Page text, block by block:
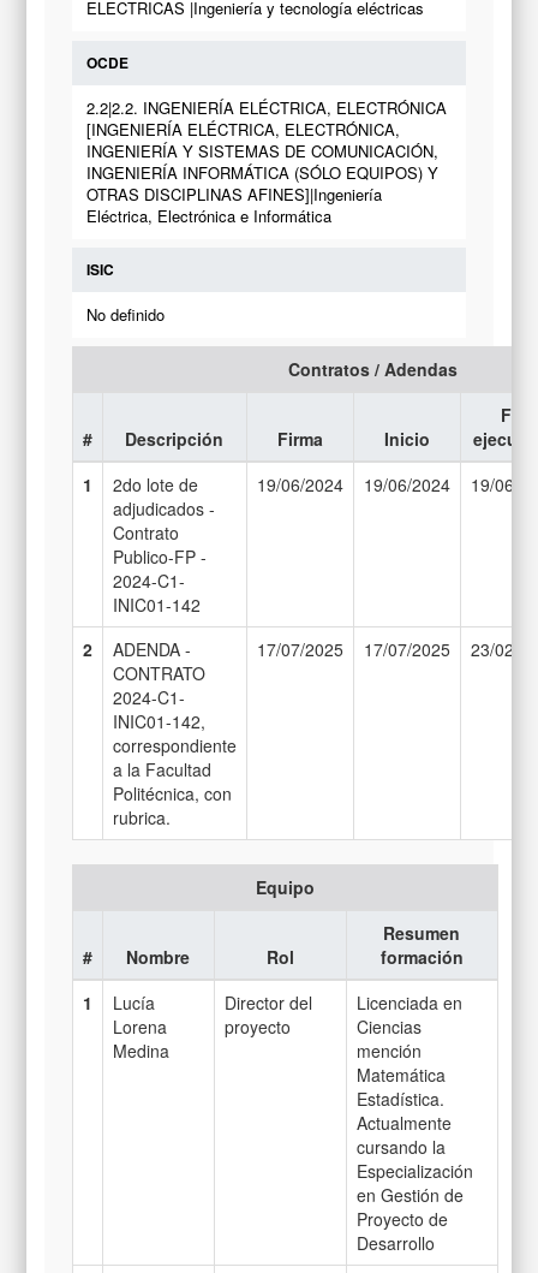
ELECTRICAS |Ingeniería y tecnología eléctricas
OCDE
2.2|2.2. INGENIERÍA ELÉCTRICA, ELECTRÓNICA
[INGENIERÍA ELÉCTRICA, ELECTRÓNICA,
INGENIERÍA Y SISTEMAS DE COMUNICACIÓN,
INGENIERÍA INFORMÁTICA (SÓLO EQUIPOS) Y
OTRAS DISCIPLINAS AFINES]|Ingeniería
Eléctrica, Electrónica e Informática
ISIC
No definido
Contratos / Adendas
# Descripción Firma Inicio
Fin
1
2do lote de
adjudicados -
Contrato
Publico-FP -
2024-C1-
INIC01-142
19/06/2024 19/06/2024 19/06/
2
ADENDA -
CONTRATO
2024-C1-
INIC01-142,
correspondiente
a la Facultad
Politécnica, con
rubrica.
17/07/2025 17/07/2025 23/02/
Equipo
# Nombre Rol
Resumen
formación
1
Lucía
Lorena
Medina
Director del
proyecto
Licenciada en
Ciencias
mención
Matemática
Estadística.
Actualmente
cursando la
Especialización
en Gestión de
Proyecto de
Desarrollo